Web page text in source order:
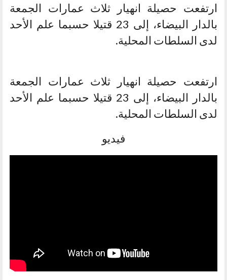
ارتفعت حصيلة انهيار ثلاث عمارات الجمعة
بالدار البيضاء، إلى 23 قتيلا حسبما علم الأحد
لدى السلطات المحلية.
ارتفعت حصيلة انهيار ثلاث عمارات الجمعة
بالدار البيضاء، إلى 23 قتيلا حسبما علم الأحد
لدى السلطات المحلية.
فيديو